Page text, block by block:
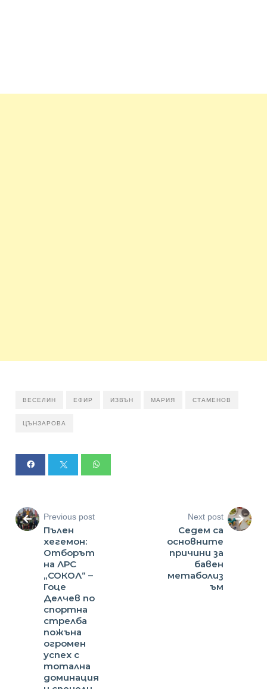
ВЕСЕЛИН ЕФИР ИЗВЪН МАРИЯ СТАМЕНОВ
ЦЪНЗАРОВА
Previous post
Пълен
хегемон:
Отборът
на ЛРС
„СОКОЛ“ –
Гоце
Делчев по
спортна
стрелба
пожъна
огромен
успех с
тотална
доминация
Next post
Седем са
основните
причини за
бавен
метаболиз
ъм